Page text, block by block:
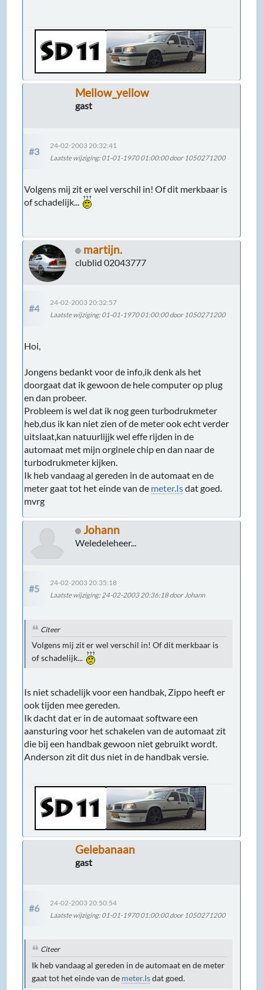
Mellow_yellow
gast
#3
24-02-2003 20:32:41
Laatste wijziging: 01-01-1970 01:00:00 door 1050271200
Volgens mij zit er wel verschil in! Of dit merkbaar is
of schadelijk...
martijn.
clublid 02043777
#4
24-02-2003 20:32:57
Laatste wijziging: 01-01-1970 01:00:00 door 1050271200
Hoi,
Jongens bedankt voor de info,ik denk als het
doorgaat dat ik gewoon de hele computer op plug
en dan probeer.
Probleem is wel dat ik nog geen turbodrukmeter
heb,dus ik kan niet zien of de meter ook echt verder
uitslaat,kan natuurlijjk wel effe rijden in de
automaat met mijn orginele chip en dan naar de
turbodrukmeter kijken.
Ik heb vandaag al gereden in de automaat en de
meter gaat tot het einde van de meter.Isdat goed.
mvrg
Johann
Weledeleheer...
#5
24-02-2003 20:35:18
Laatste wijziging: 24-02-2003 20:36:18 door Johann
Citeer
Volgens mij zit er wel verschil in! Of dit merkbaar is
of schadelijk...
Is niet schadelijk voor een handbak, Zippo heeft er
ook tijden mee gereden.
Ik dacht dat er in de automaat software een
aansturing voor het schakelen van de automaat zit
die bij een handbak gewoon niet gebruikt wordt.
Anderson zit dit dus niet in de handbak versie.
Gelebanaan
gast
#6
24-02-2003 20:50:54
Laatste wijziging: 01-01-1970 01:00:00 door 1050271200
Citeer
Ik heb vandaag al gereden in de automaat en de meter
gaat tot het einde van de meter.Isdat goed.